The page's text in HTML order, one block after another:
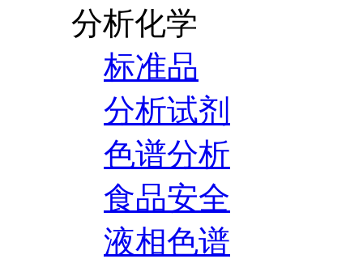
分析化学
标准品
分析试剂
色谱分析
食品安全
液相色谱